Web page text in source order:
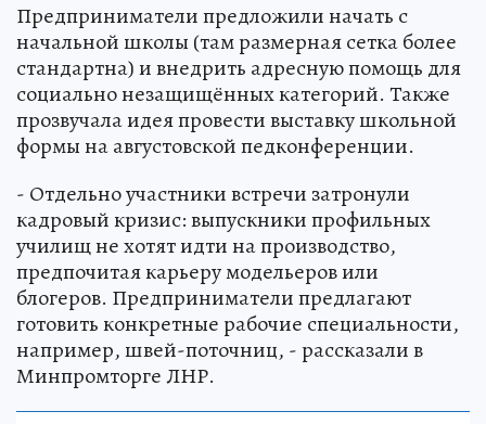
Предприниматели предложили начать с
начальной школы (там размерная сетка более
стандартна) и внедрить адресную помощь для
социально незащищённых категорий. Также
прозвучала идея провести выставку школьной
формы на августовской педконференции.
- Отдельно участники встречи затронули
кадровый кризис: выпускники профильных
училищ не хотят идти на производство,
предпочитая карьеру модельеров или
блогеров. Предприниматели предлагают
готовить конкретные рабочие специальности,
например, швей-поточниц, - рассказали в
Минпромторге ЛНР.